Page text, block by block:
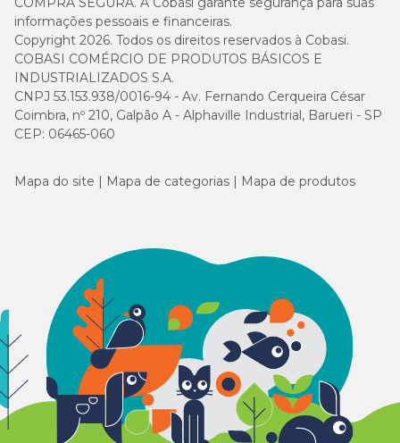
informações pessoais e financeiras.
Copyright 2026. Todos os direitos reservados à Cobasi.
COBASI COMÉRCIO DE PRODUTOS BÁSICOS E
INDUSTRIALIZADOS S.A.
CNPJ 53.153.938/0016-94 - Av. Fernando Cerqueira César
Coimbra, nº 210, Galpão A - Alphaville Industrial, Barueri - SP
CEP: 06465-060
Mapa do site Mapa de categorias Mapa de produtos